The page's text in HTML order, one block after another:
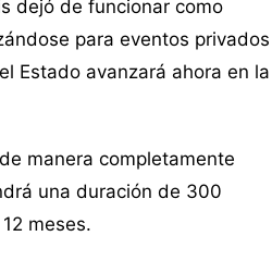
dejó de funcionar como
para eventos privados
Estado avanzará ahora en la
manera completamente
una duración de 300
meses.